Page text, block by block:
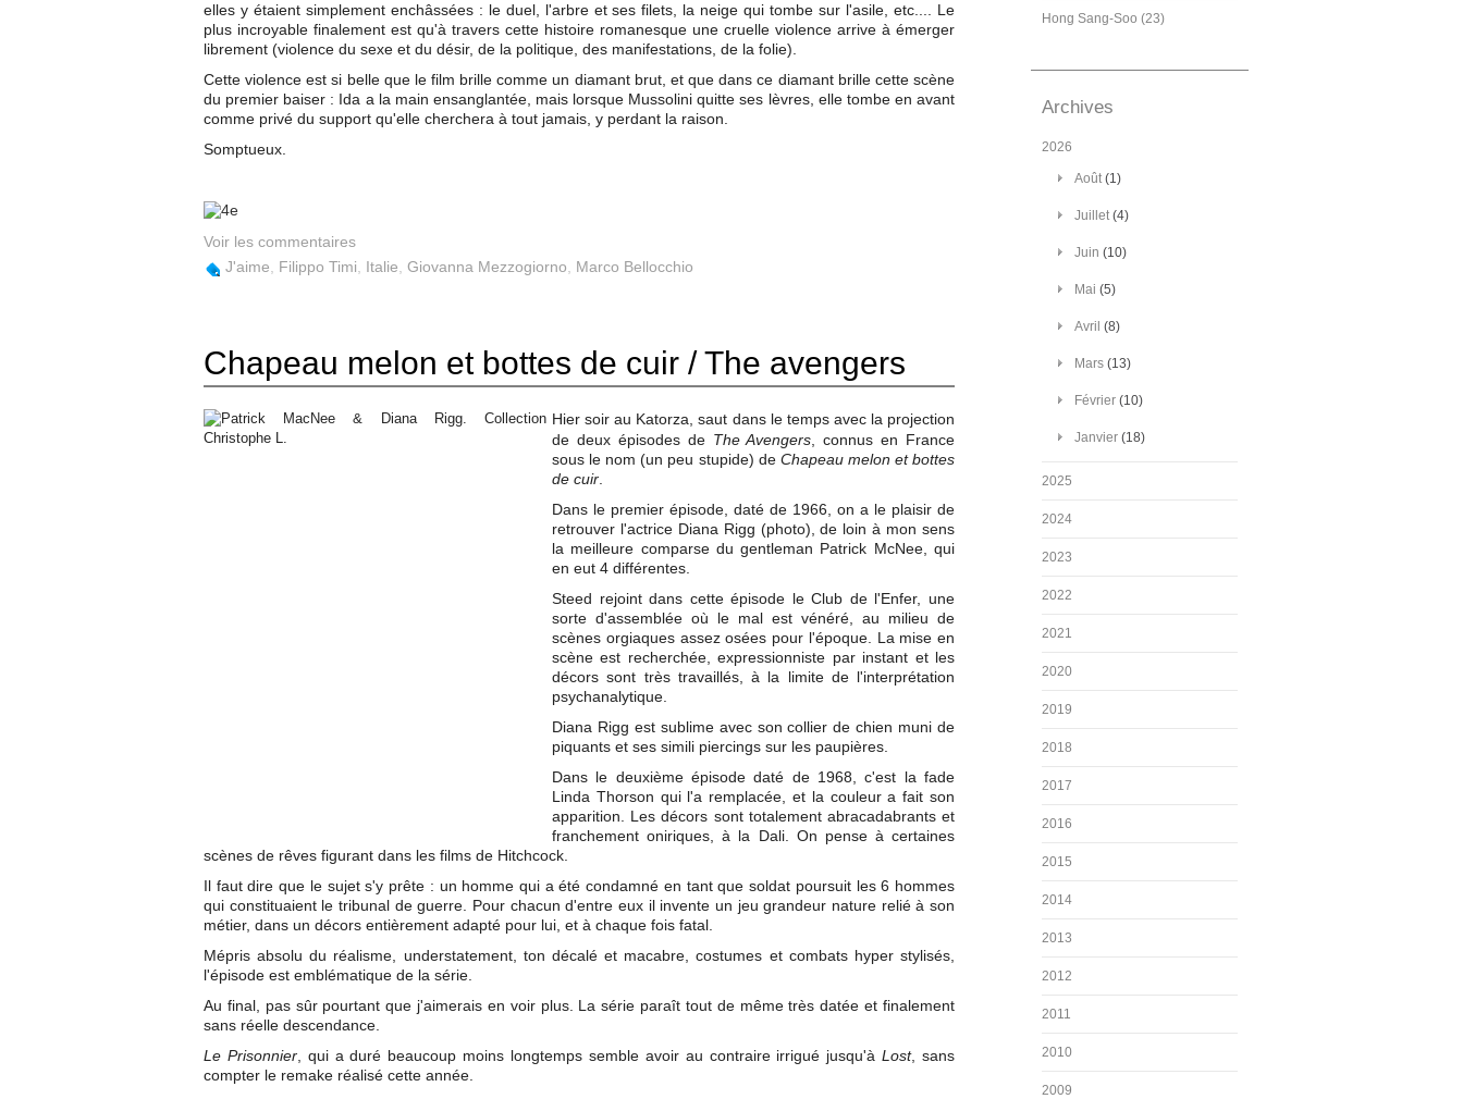
elles y étaient simplement enchâssées : le duel, l'arbre et ses filets, la neige qui tombe sur l'asile, etc.... Le
plus incroyable finalement est qu'à travers cette histoire romanesque une cruelle violence arrive à émerger
librement (violence du sexe et du désir, de la politique, des manifestations, de la folie).
Cette violence est si belle que le film brille comme un diamant brut, et que dans ce diamant brille cette scène
du premier baiser : Ida a la main ensanglantée, mais lorsque Mussolini quitte ses lèvres, elle tombe en avant
comme privé du support qu'elle cherchera à tout jamais, y perdant la raison.
Somptueux.
Voir les commentaires
J'aime
Filippo Timi Italie Giovanna Mezzogiorno Marco Bellocchio
Chapeau melon et bottes de cuir / The avengers
Hier soir au Katorza, saut dans le temps avec la projection
de deux épisodes de The Avengers , connus en France
sous le nom (un peu stupide) de Chapeau melon et bottes
de cuir
Dans le premier épisode, daté de 1966, on a le plaisir de
retrouver l'actrice Diana Rigg (photo), de loin à mon sens
la meilleure comparse du gentleman Patrick McNee, qui
en eut 4 différentes.
Steed rejoint dans cette épisode le Club de l'Enfer, une
sorte d'assemblée où le mal est vénéré, au milieu de
scènes orgiaques assez osées pour l'époque. La mise en
scène est recherchée, expressionniste par instant et les
décors sont très travaillés, à la limite de l'interprétation
psychanalytique.
Diana Rigg est sublime avec son collier de chien muni de
piquants et ses simili piercings sur les paupières.
Dans le deuxième épisode daté de 1968, c'est la fade
Linda Thorson qui l'a remplacée, et la couleur a fait son
apparition. Les décors sont totalement abracadabrants et
franchement oniriques, à la Dali. On pense à certaines
scènes de rêves figurant dans les films de Hitchcock.
Il faut dire que le sujet s'y prête : un homme qui a été condamné en tant que soldat poursuit les 6 hommes
qui constituaient le tribunal de guerre. Pour chacun d'entre eux il invente un jeu grandeur nature relié à son
métier, dans un décors entièrement adapté pour lui, et à chaque fois fatal.
Mépris absolu du réalisme, understatement, ton décalé et macabre, costumes et combats hyper stylisés,
l'épisode est emblématique de la série.
Au final, pas sûr pourtant que j'aimerais en voir plus. La série paraît tout de même très datée et finalement
sans réelle descendance.
Le Prisonnier, qui a duré beaucoup moins longtemps semble avoir au contraire irrigué jusqu'àLost, sans
compter le remake réalisé cette année.
Hong Sang-Soo (23)
Archives
2026
Août(1)
Juillet(4)
Juin (10)
Mai (5)
Avril (8)
Mars (13)
Février (10)
Janvier (18)
2025
2024
2023
2022
2021
2020
2019
2018
2017
2016
2015
2014
2013
2012
2011
2010
2009